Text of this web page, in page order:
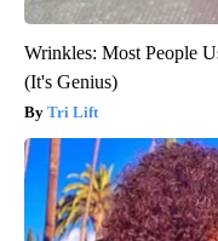
Wrinkles: Most People
(It's Genius)
Tri Lift